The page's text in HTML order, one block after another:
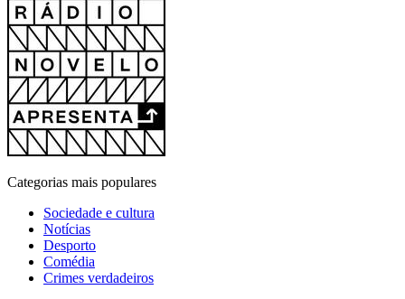
Categorias mais populares
Sociedade e cultura
Notícias
Desporto
Comédia
Crimes verdadeiros